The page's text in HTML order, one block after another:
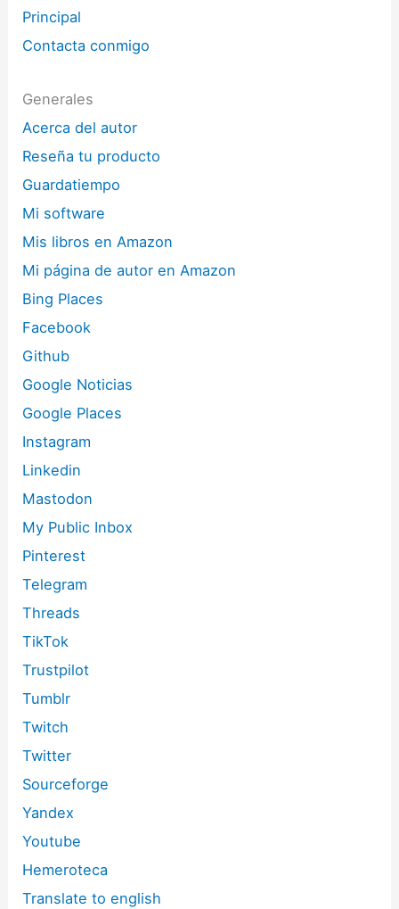
Principal
Contacta conmigo
Generales
Acerca del autor
Reseña tu producto
Guardatiempo
Mi software
Mis libros en Amazon
Mi página de autor en Amazon
Bing Places
Facebook
Github
Google Noticias
Google Places
Instagram
Linkedin
Mastodon
My Public Inbox
Pinterest
Telegram
Threads
TikTok
Trustpilot
Tumblr
Twitch
Twitter
Sourceforge
Yandex
Youtube
Hemeroteca
Translate to english